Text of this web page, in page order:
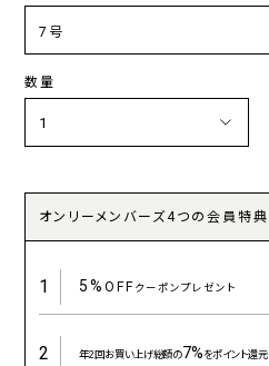
数量
オンリーメンバーズ4つの会員特典
1 5%OFFクーポンプレゼント
2 年2回お買い上げ総額の7%をポイント還元